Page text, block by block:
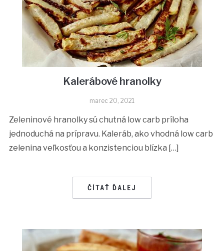
Kalerábové hranolky
marec 20, 2021
Zeleninové hranolky sú chutná low carb príloha
jednoduchá na prípravu. Kaleráb, ako vhodná low carb
zelenina veľkosťou a konzistenciou blízka […]
ČÍTAŤ ĎALEJ